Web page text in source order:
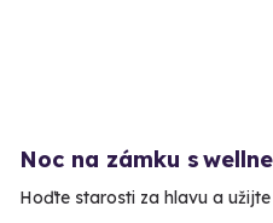
Noc na zámku s
Hoďte starosti za hlavu a